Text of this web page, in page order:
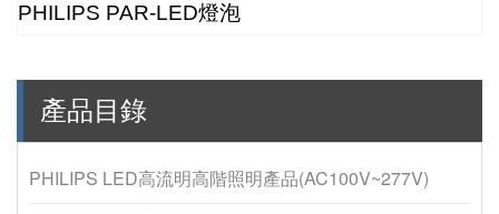
PHILIPS PAR-LED燈泡
產品目錄
PHILIPS LED高流明高階照明產品(AC100V~277V)